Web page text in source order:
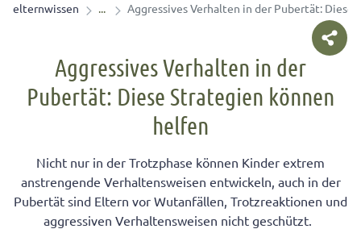
elternwissen Aggressives Verhalten in der Pubertät: Diese
Aggressives Verhalten in der
Pubertät: Diese Strategien können
helfen
Nicht nur in der Trotzphase können Kinder extrem
anstrengende Verhaltensweisen entwickeln, auch in der
Pubertät sind Eltern vor Wutanfällen, Trotzreaktionen und
aggressiven Verhaltensweisen nicht geschützt.